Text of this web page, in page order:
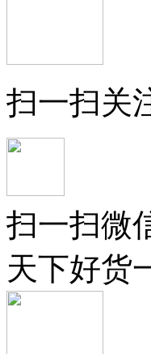
扫一扫关
扫一扫微
天下好货